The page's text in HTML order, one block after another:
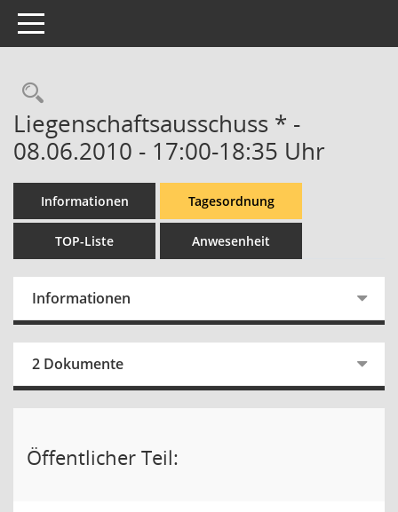
Toggle navigation
Rechercheauswahl
Liegenschaftsausschuss * -
08.06.2010 - 17:00-18:35 Uhr
Informationen Tagesordnung
TOP-Liste Anwesenheit
Informationen
2 Dokumente
Öffentlicher Teil: